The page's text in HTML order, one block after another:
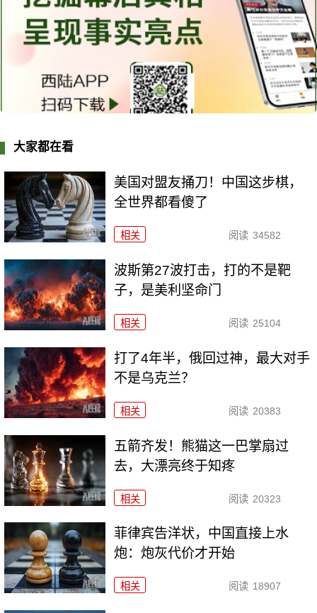
大家都在看
美国对盟友捅刀！中国这步棋，
全世界都看傻了
相关 阅读 34582
波斯第27波打击，打的不是靶
子，是美利坚命门
相关 阅读 25104
打了4年半，俄回过神，最大对手
不是乌克兰？
相关 阅读 20383
五箭齐发！熊猫这一巴掌扇过
去，大漂亮终于知疼
相关 阅读 20323
菲律宾告洋状，中国直接上水
炮：炮灰代价才开始
相关 阅读 18907